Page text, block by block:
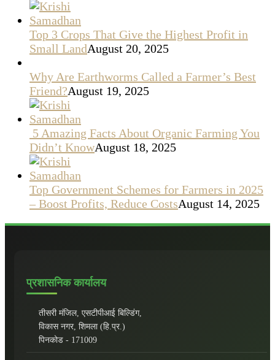
Top 3 Crops That Give the Highest Profit in
Small LandAugust 20, 2025
Why Are Earthworms Called a Farmer’s Best
Friend?August 19, 2025
5 Amazing Facts About Organic Farming You
Didn’t KnowAugust 18, 2025
Top Government Schemes for Farmers in 2025
– Boost Profits, Reduce CostsAugust 14, 2025
प्रशासनिक कार्यालय
तीसरी मंजिल, एसटीपीआई बिल्डिंग,
विकास नगर, शिमला (हि.प्र.)
पिनकोड - 171009